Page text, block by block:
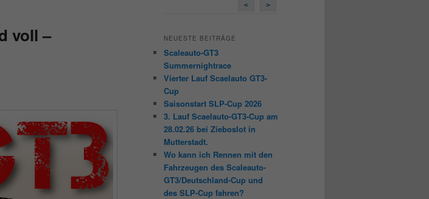
voll –
<
>
NEUESTE BEITRÄGE
Scaleauto-GT3
Summernightrace
Vierter Lauf Scaelauto GT3-
Cup
Saisonstart SLP-Cup 2026
3. Lauf Scaelauto-GT3-Cup am
28.02.26 bei Zieboslot in
Mutterstadt.
Wo kann ich Rennen mit den
Fahrzeugen des Scaleauto-
GT3/Deutschland-Cup und
des SLP-Cup fahren?